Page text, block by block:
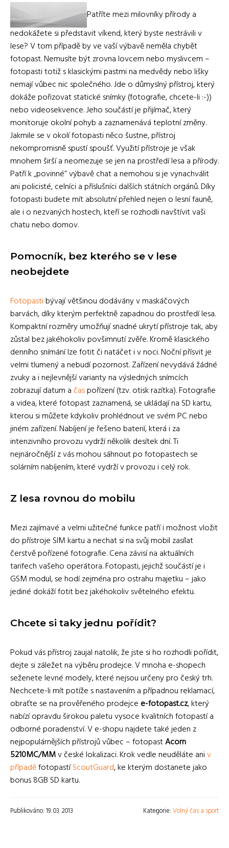
Patříte mezi milovníky přírody a
nedokážete si představit víkend, který byste nestrávili v
lese? V tom případě by ve vaší výbavě neměla chybět
fotopast. Nemusíte být zrovna lovcem nebo myslivcem –
fotopasti totiž s klasickými pastmi na medvědy nebo lišky
nemají vůbec nic společného. Jde o důmyslný přístroj, který
dokáže pořizovat statické snímky (fotografie, chcete-li :-))
nebo videosekvence. Jeho součástí je přijímač, který
monitoruje okolní pohyb a zaznamenává teplotní změny.
Jakmile se v okolí fotopasti něco šustne, přístroj
nekompromisně spustí spoušť. Využití přístroje je však
mnohem širší a neomezuje se jen na prostředí lesa a přírody.
Patří k „povinné“ výbavě chat a nemohou si je vynachválit
ani policisté, celníci a příslušníci dalších státních orgánů. Díky
fotopasti budete mít absolutní přehled nejen o lesní fauně,
ale i o nezvaných hostech, kteří se rozhodli navštívit vaši
chatu nebo domov.
Pomocník, bez kterého se v lese
neobejdete
Fotopastibývají většinou dodávány v maskáčových
barvách, díky kterým perfektně zapadnou do prostředí lesa.
Kompaktní rozměry umožňují snadné ukrytí přístroje tak, aby
zůstal bez jakéhokoliv povšimnutí zvěře. Kromě klasického
denního snímání lze fotit či natáčet i v noci. Noční přísvit je
velmi tlumený a nebudí pozornost. Zařízení nevydává žádné
zvuky a i nejlevnější varianty na výsledných snímcích
zobrazují datum ačaspořízení (tzv. otisk razítka). Fotografie
a videa, které fotopast zaznamená, se ukládají na SD kartu,
kterou si můžete kdykoliv prohlédnout ve svém PC nebo
jiném zařízení. Nabíjení je řešeno baterií, která i za
intenzivního provozu vydrží několik desítek dní. Ti
nejnáročnější z vás mohou sáhnout po fotopastech se
solárním nabíjením, které vydrží v provozu i celý rok.
Z lesa rovnou do mobilu
Mezi zajímavé a velmi užitečné funkce patří i možnost vložit
do přístroje SIM kartu a nechat si na svůj mobil zasílat
čerstvě pořízené fotografie. Cena závisí na aktuálních
tarifech vašeho operátora. Fotopasti, jejichž součástí je i
GSM modul, se hodí zejména pro ostrahu majetku – jako
jediné dokáží fotit bez jakéhokoliv světelného efektu.
Chcete si taky jednu pořídit?
Pokud vás přístroj zaujal natolik, že jste si ho rozhodli pořídit,
dejte si záležet na výběru prodejce. V mnoha e-shopech
seženete levné modely, které nejsou určeny pro český trh.
Nechcete-li mít potíže s nastavením a případnou reklamací,
obraťte se na prověřeného prodejce e-fotopast.cz, který
nabízí opravdu širokou paletu vysoce kvalitních fotopastí a
odborné poradenství. V e-shopu najdete také jeden z
nejpopulárnějších přístrojů vůbec – fotopastAcorn
5210MC/MMv české lokalizaci. Krok vedle neuděláte aniv
případěfotopastíScoutGuard, ke kterým dostanete jako
bonus 8GB SD kartu.
Publikováno: 19. 03. 2013 Kategorie:Volný čas a sport